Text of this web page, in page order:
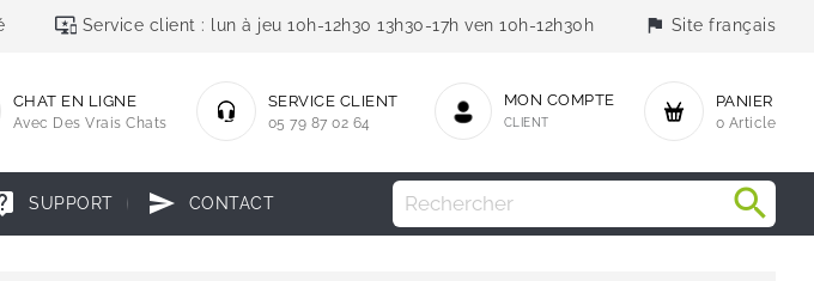
important_devices Service client : lun à jeu 10h-12h30 13h30-17h ven 10h-12h30h flag Site français
PANIER
0 Article
MON COMPTE
CLIENT
SERVICE CLIENT
05 79 87 02 64
CHAT EN LIGNE
Avec Des Vrais Chats
SUPPORT send CONTACT